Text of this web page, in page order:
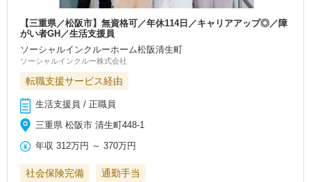
【三重県／松阪市】無資格可／年休114日／キャリアアップ◎／障
がい者GH／生活支援員
ソーシャルインクルーホーム松阪清生町
ソーシャルインクルー株式会社
転職支援サービス経由
生活支援員 / 正職員
三重県 松阪市 清生町448-1
年収 312万円 ～370万円
社会保険完備 通勤手当